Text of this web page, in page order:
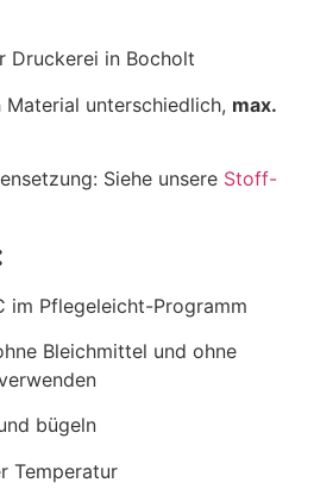
Druckerei in Bocholt
unterschiedlich, max.
Siehe unsere Stoff-
im Pflegeleicht-Programm
Bleichmittel und ohne
bügeln
Temperatur